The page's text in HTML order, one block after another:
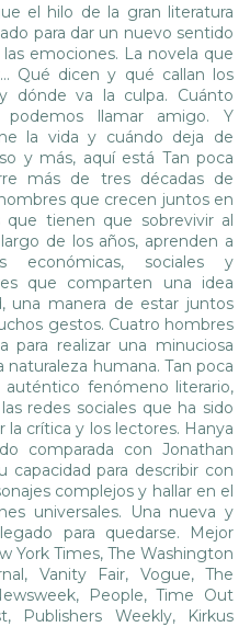
el hilo de la gran literatura
para dar un nuevo sentido
emociones. La novela que
Qué dicen y qué callan los
dónde va la culpa. Cuánto
llamar amigo. Y
la vida y cuándo deja de
y más, aquí está Tan poca
más de tres décadas de
que crecen juntos en
que tienen que sobrevivir al
de los años, aprenden a
económicas, sociales y
que comparten una idea
una manera de estar juntos
gestos. Cuatro hombres
para realizar una minuciosa
humana. Tan poca
fenómeno literario,
redes sociales que ha sido
crítica y los lectores. Hanya
comparada con Jonathan
capacidad para describir con
complejos y hallar en el
universales. Una nueva y
para quedarse. Mejor
York Times, The Washington
Vanity Fair, Vogue, The
People, Time Out
Publishers Weekly, Kirkus